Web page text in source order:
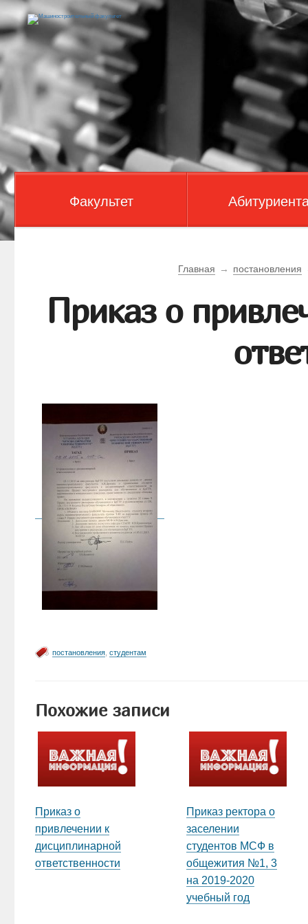
Факультет
Главная → постановления
Приказ о
постановления, студентам
Похожие записи
Приказ о
привлечении к
дисциплинарной
ответственности
Приказ ректора о
заселении
студентов МСФ в
общежития №1, 3
на 2019-2020
учебный год